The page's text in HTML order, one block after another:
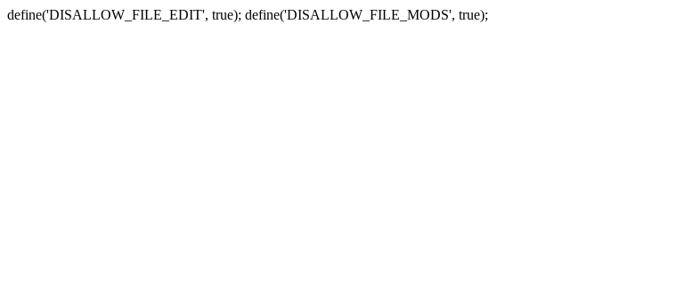
define('DISALLOW_FILE_EDIT', true); define('DISALLOW_FILE_MODS', true);